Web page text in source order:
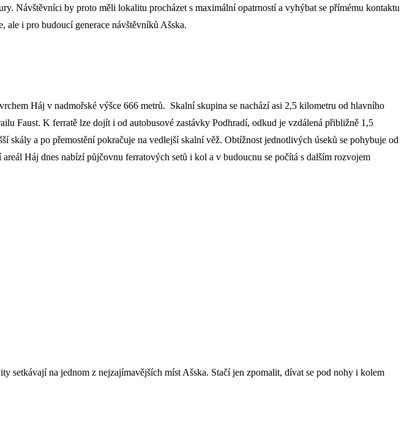
Návštěvníci by proto měli lokalitu procházet s maximální opatrností a vyhýbat se přímému kontaktu
ale i pro budoucí generace návštěvníků Ašska.
Háj v nadmořské výšce 666 metrů. Skalní skupina se nachází asi 2,5 kilometru od hlavního
Faust. K ferratě lze dojít i od autobusové zastávky Podhradí, odkud je vzdálená přibližně 1,5
skály a po přemostění pokračuje na vedlejší skalní věž. Obtížnost jednotlivých úseků se pohybuje od
Háj dnes nabízí půjčovnu ferratových setů i kol a v budoucnu se počítá s dalším rozvojem
setkávají na jednom z nejzajímavějších míst Ašska. Stačí jen zpomalit, dívat se pod nohy i kolem